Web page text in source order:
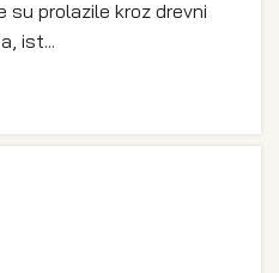
su prolazile kroz drevni
ist...